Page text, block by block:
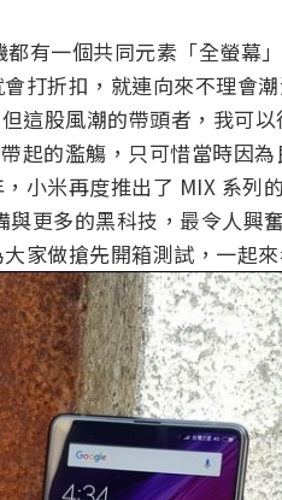
有一個共同元素「全螢幕
打折扣，就連向來不理會
這股風潮的帶頭者，我可
起的濫觴，只可惜當時因
小米再度推出了 MIX 系列
更多的黑科技，最令人興
家做搶先開箱測試，一起來